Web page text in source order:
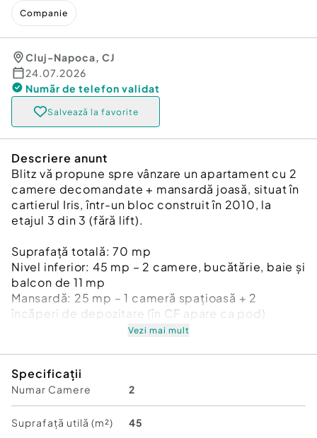
Companie
Cluj-Napoca, CJ
24.07.2026
Număr de telefon validat
Salvează la favorite
Descriere anunt
Blitz vă propune spre vânzare un apartament cu 2
camere decomandate + mansardă joasă, situat în
cartierul Iris, într-un bloc construit în 2010, la
etajul 3 din 3 (fără lift).
Suprafață totală: 70 mp
Nivel inferior: 45 mp – 2 camere, bucătărie, baie și
balcon de 11 mp
Mansardă: 25 mp – 1 cameră spațioasă + 2
încăperi de depozitare (în CF apare ca pod)
???? Fără igrasie sau probleme de umiditate
???? Centrală termică proprie
Avantaje:
Vezi mai mult
Specificații
Numar Camere 2
Suprafață utilă (m²) 45